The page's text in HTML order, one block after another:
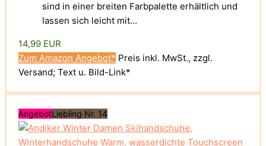
sind in einer breiten Farbpalette erhältlich und
lassen sich leicht mit...
14,99 EUR
Zum Amazon Angebot* Preis inkl. MwSt., zzgl.
Versand; Text u. Bild-Link*
AngebotLiebling Nr. 14